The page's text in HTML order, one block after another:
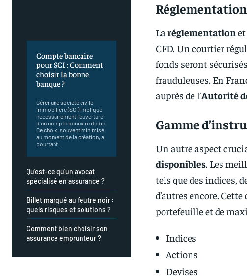
Compte bancaire
pour SCI : Comment
choisir la bonne
banque ?
Gérer une société civile
immobilière (SCI) implique
nécessairement l’ouverture
d’un compte bancaire dédié.
Ce choix, souvent minimisé
au moment de la création, a
pourtant...
Qu’est-ce qu’un avocat
spécialisé en assurance ?
Billet marqué au feutre noir :
quels risques et solutions ?
Comment bien choisir son
assurance emprunteur ?
Laréglementation
CFD. Un courtier
fonds seront
frauduleuses. En
auprès de l’Autorité
Gamme
Un autre aspect
disponibles. Les
tels que des indices,
d’autres encore.
portefeuille et de
Indices
Actions
Devises